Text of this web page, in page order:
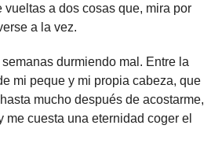
vueltas a dos cosas que, mira por
a la vez.
durmiendo mal. Entre la
mi peque y mi propia cabeza, que
mucho después de acostarme,
me cuesta una eternidad coger el